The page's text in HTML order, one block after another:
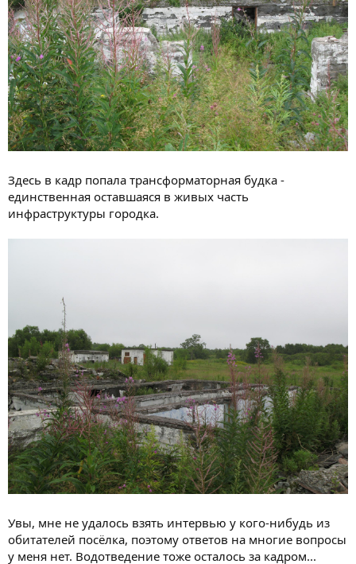
Здесь в кадр попала трансформаторная будка -
единственная оставшаяся в живых часть
инфраструктуры городка.
Увы, мне не удалось взять интервью у кого-нибудь из
обитателей посёлка, поэтому ответов на многие вопросы
у меня нет. Водотведение тоже осталось за кадром...